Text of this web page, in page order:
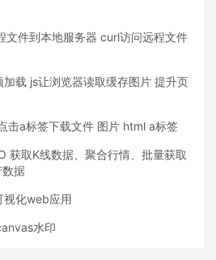
文件到本地服务器 curl访问远程文件
载 js让浏览器读取缓存图片 提升页
击a标签下载文件 图片 html a标签
获取K线数据、聚合行情、批量获取
据
视化web应用
水印